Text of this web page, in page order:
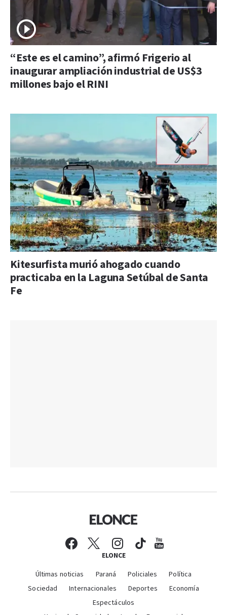
“Este es el camino”, afirmó Frigerio al
inaugurar ampliación industrial de US$3
millones bajo el RINI
Kitesurfista murió ahogado cuando
practicaba en la Laguna Setúbal de Santa
Fe
ELONCE
Últimas noticias Paraná Policiales
Política
Sociedad
Internacionales Deportes
Economía
Espectáculos